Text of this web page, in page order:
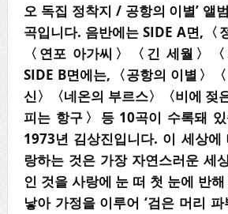
오 독집 정착지 / 공항의 이별’ 앨
곡입니다. 음반에는SIDE A면, 〈
〈 연포 아가씨 〉〈 긴 세월 〉〈
SIDE B면에는, 〈공항의 이별 〉〈
신〉〈네온의 부르스〉〈비에 젖
피는 항구〉 등 10곡이 수록돼
1973년 김상진입니다. 이 세상에
랑하는 것은 가장 자연스러운 세
인 것을 사랑에 눈 떠 첫 눈에 반
낳아 가정을 이루어‘검은 머리 파